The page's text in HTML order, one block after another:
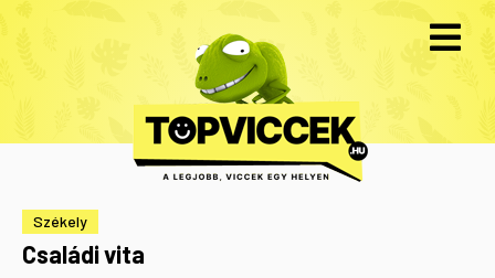
Székely
Családi vita